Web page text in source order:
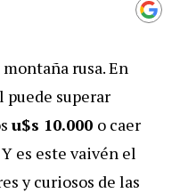
montaña rusa. En
puede superar
u$s 10.000 o caer
Y es este vaivén el
y curiosos de las